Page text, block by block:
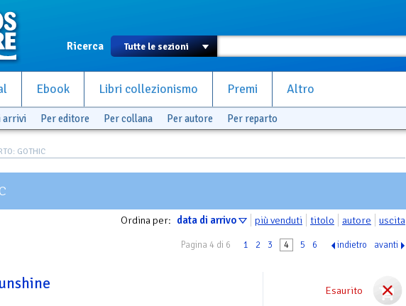
Ricerca
Ebook Libri collezionismo Premi Altro
arrivi Per editore Per collana Per autore Per reparto
GOTHIC
Ordina per: data di arrivo più venduti titolo autore uscita
Pagina 4 di 6 1 2 3 4 5 6 indietro avanti
Esaurito